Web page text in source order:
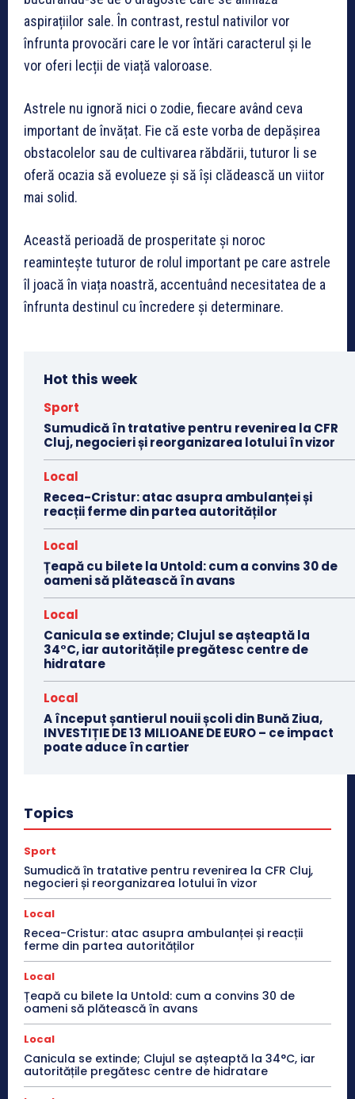
aspirațiilor sale. În contrast, restul nativilor vor
înfrunta provocări care le vor întări caracterul și le
vor oferi lecții de viață valoroase.
Astrele nu ignoră nici o zodie, fiecare având ceva
important de învățat. Fie că este vorba de depășirea
obstacolelor sau de cultivarea răbdării, tuturor li se
oferă ocazia să evolueze și să își clădească un viitor
mai solid.
Această perioadă de prosperitate și noroc
reamintește tuturor de rolul important pe care astrele
îl joacă în viața noastră, accentuând necesitatea de a
înfrunta destinul cu încredere și determinare.
Hot this week
Sport
Sumudică în tratative pentru revenirea la CFR
Cluj, negocieri și reorganizarea lotului în vizor
Local
Recea-Cristur: atac asupra ambulanței și
reacții ferme din partea autorităților
Local
Țeapă cu bilete la Untold: cum a convins 30 de
oameni să plătească în avans
Local
Canicula se extinde; Clujul se așteaptă la
34°C, iar autoritățile pregătesc centre de
hidratare
Local
A început șantierul nouii școli din Bună Ziua,
INVESTIȚIE DE 13 MILIOANE DE EURO – ce impact
poate aduce în cartier
Topics
Sport
Sumudică în tratative pentru revenirea la CFR Cluj,
negocieri și reorganizarea lotului în vizor
Local
Recea-Cristur: atac asupra ambulanței și reacții
ferme din partea autorităților
Local
Țeapă cu bilete la Untold: cum a convins 30 de
oameni să plătească în avans
Local
Canicula se extinde; Clujul se așteaptă la 34°C, iar
autoritățile pregătesc centre de hidratare